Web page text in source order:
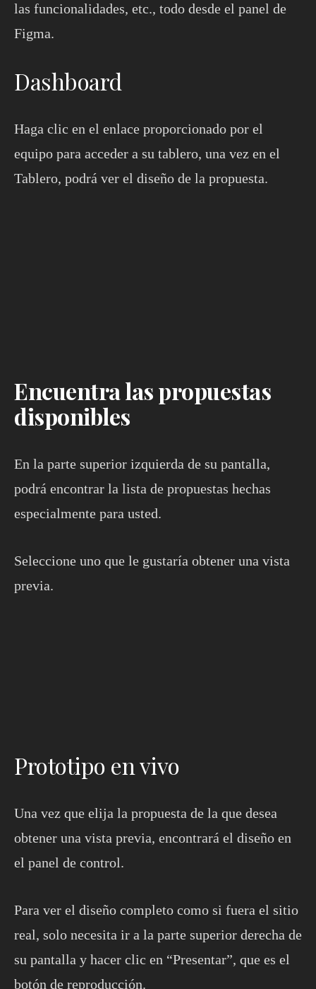
las funcionalidades, etc., todo desde el panel de
Figma.
Dashboard
Haga clic en el enlace proporcionado por el
equipo para acceder a su tablero, una vez en el
Tablero, podrá ver el diseño de la propuesta.
Encuentra las propuestas
disponibles
En la parte superior izquierda de su pantalla,
podrá encontrar la lista de propuestas hechas
especialmente para usted.
Seleccione uno que le gustaría obtener una vista
previa.
Prototipo en vivo
Una vez que elija la propuesta de la que desea
obtener una vista previa, encontrará el diseño en
el panel de control.
Para ver el diseño completo como si fuera el sitio
real, solo necesita ir a la parte superior derecha de
su pantalla y hacer clic en “Presentar”, que es el
botón de reproducción.